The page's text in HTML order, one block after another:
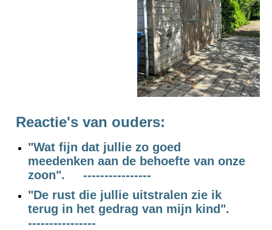
Reactie's van ouders:
"Wat fijn dat jullie zo goed
meedenken aan de behoefte van onze
zoon". ----------------
"De rust die jullie uitstralen zie ik
terug in het gedrag van mijn kind".
----------------